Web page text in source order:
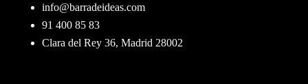
info@barradeideas.com
91 400 85 83
Clara del Rey 36, Madrid 28002